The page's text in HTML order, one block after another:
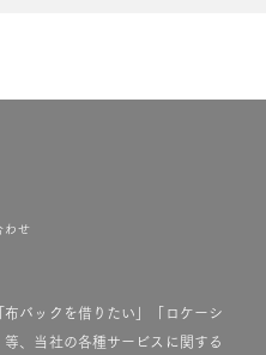
わせ
布バックを借りたい」「ロケーシ
、当社の各種サービスに関する